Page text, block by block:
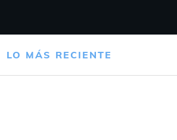
LO MÁS RECIENTE